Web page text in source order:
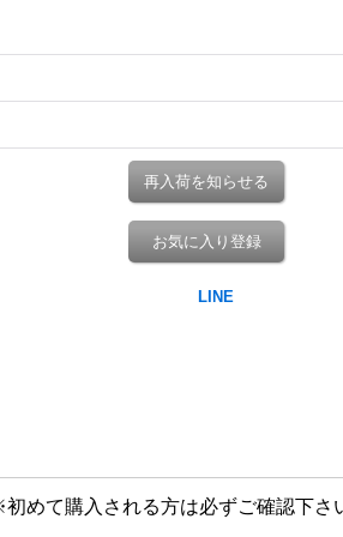
再入荷を知らせる
お気に入り登録
めて購入される方は必ずご確認下さ